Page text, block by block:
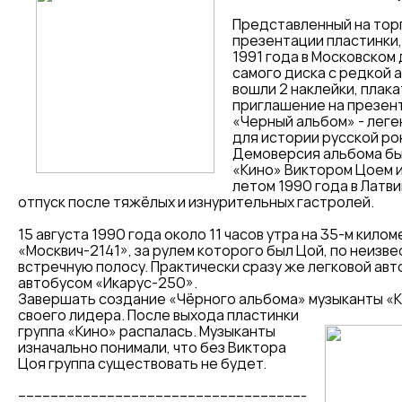
Представленный на
презентации
1991 года в
самого диска с редкой
вошли 2 наклейки,
приглашение на
«Черный альбом» -
для истории русской
Демоверсия альбома
«Кино» Виктором Цоем
летом 1990 года в
отпуск после тяжёлых и изнурительных гастролей.
15 августа 1990 года около 11 часов утра на 35-м
«Москвич-2141», за рулем которого был Цой, по
встречную полосу. Практически сразу же легковой
автобусом «Икарус-250».
Завершать создание «Чёрного альбома» музыканты
своего лидера. Послевыхода пластинки
группа «Кино» распалась. Музыканты
изначально понимали, что без Виктора
Цоя группа существовать не будет.
-----------------------------------------------------------------------